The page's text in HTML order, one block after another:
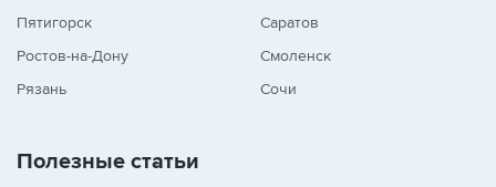
Пятигорск
Ростов-на-Дону
Рязань
Саратов
Смоленск
Сочи
Полезные статьи